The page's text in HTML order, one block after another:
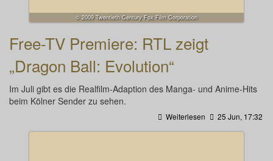
© 2009 Twentieth Century Fox Film Corporation
Free-TV Premiere: RTL zeigt
„Dragon Ball: Evolution“
Im Juli gibt es die Realfilm-Adaption des Manga- und Anime-Hits
beim Kölner Sender zu sehen.
Weiterlesen 25 Jun, 17:32